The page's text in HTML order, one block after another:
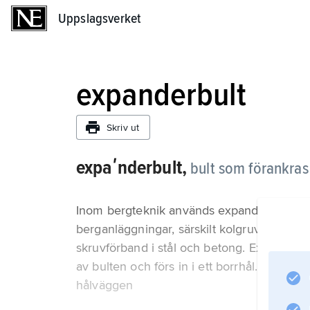
Uppslagsverket
expanderbult
Skriv ut
expaʹnderbult, bult som
Inom bergteknik används expanderbult
berganläggningar, särskilt kolgruvor.
skruvförband i stål och betong.
av bulten och förs in i ett borrhål. När
hålväggen